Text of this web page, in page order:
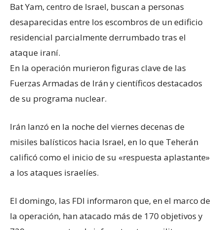
Bat Yam, centro de Israel, buscan a personas
desaparecidas entre los escombros de un edificio
residencial parcialmente derrumbado tras el
ataque iraní.
En la operación murieron figuras clave de las
Fuerzas Armadas de Irán y científicos destacados
de su programa nuclear.
Irán lanzó en la noche del viernes decenas de
misiles balísticos hacia Israel, en lo que Teherán
calificó como el inicio de su «respuesta aplastante»
a los ataques israelíes.
El domingo, las FDI informaron que, en el marco de
la operación, han atacado más de 170 objetivos y